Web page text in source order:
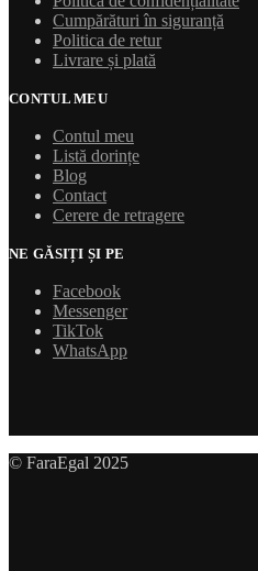
Cumpărături în siguranță
Politica de retur
Livrare și plată
CONTUL MEU
Contul meu
Listă dorințe
Blog
Contact
Cerere de retragere
NE GĂSIȚI ȘI PE
Facebook
Messenger
TikTok
WhatsApp
© FaraEgal 2025